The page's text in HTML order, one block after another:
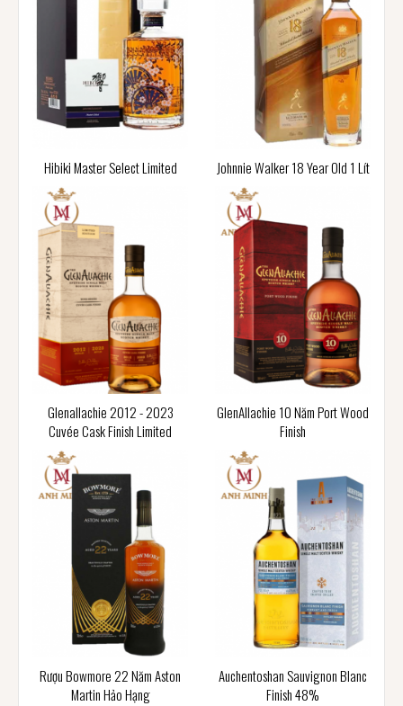
Hibiki Master Select Limited Johnnie Walker 18 Year Old 1 Lít
Glenallachie 2012 - 2023
Cuvée Cask Finish Limited
GlenAllachie 10 Năm Port Wood
Finish
Rượu Bowmore 22 Năm Aston
Martin Hảo Hạng
Auchentoshan Sauvignon Blanc
Finish 48%